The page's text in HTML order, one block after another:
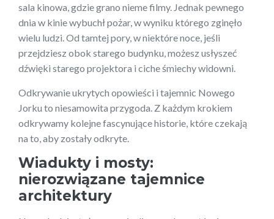
sala kinowa, gdzie grano nieme filmy. Jednak pewnego
dnia w kinie wybuchł pożar, w wyniku którego zginęło
wielu ludzi. Od tamtej pory, w niektóre noce, jeśli
przejdziesz obok starego budynku, możesz usłyszeć
dźwięki starego projektora i ciche śmiechy widowni.
Odkrywanie ukrytych opowieści i tajemnic Nowego
Jorku to niesamowita przygoda. Z każdym krokiem
odkrywamy kolejne fascynujące historie, które czekają
na to, aby zostały odkryte.
Wiadukty i mosty:
nierozwiązane tajemnice
architektury